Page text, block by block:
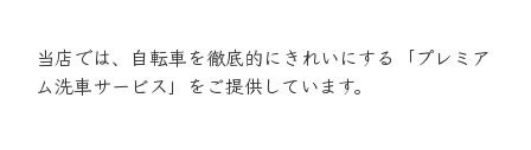
当店では、自転車を徹底的にきれいにする「プレミア
ム洗車サービス」をご提供しています。